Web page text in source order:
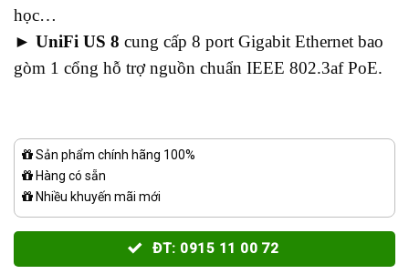
học…
► UniFi US 8 cung cấp 8 port Gigabit Ethernet bao
gòm 1 cổng hỗ trợ nguồn chuẩn IEEE 802.3af PoE.
Sản phẩm chính hãng 100%
Hàng có sẵn
Nhiều khuyến mãi mới
ĐT: 0915 11 00 72